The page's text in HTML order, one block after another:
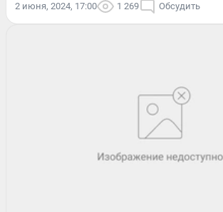
2 июня, 2024, 17:00 1 269 Обсудить